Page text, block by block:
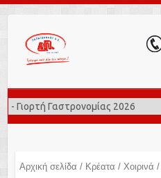
Αρχική σελίδα / Κρέατα / Χοιρινά /